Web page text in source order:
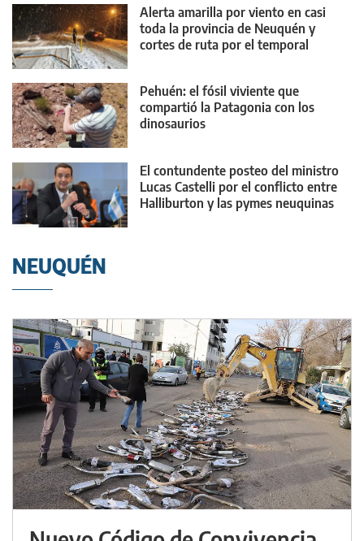
Alerta amarilla por viento en casi
toda la provincia de Neuquén y
cortes de ruta por el temporal
Pehuén: el fósil viviente que
compartió la Patagonia con los
dinosaurios
El contundente posteo del ministro
Lucas Castelli por el conflicto entre
Halliburton y las pymes neuquinas
NEUQUÉN